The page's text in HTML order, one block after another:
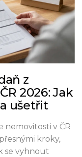
z
2026: Jak
ušetřit
nemovitosti v ČR
kroky,
se vyhnout